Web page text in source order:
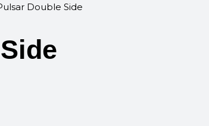
Double Side